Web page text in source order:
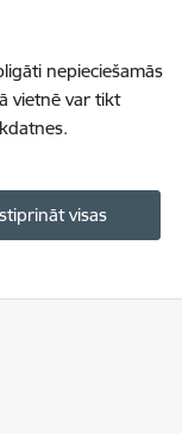
nepieciešamās
vietnē var tikt
visas